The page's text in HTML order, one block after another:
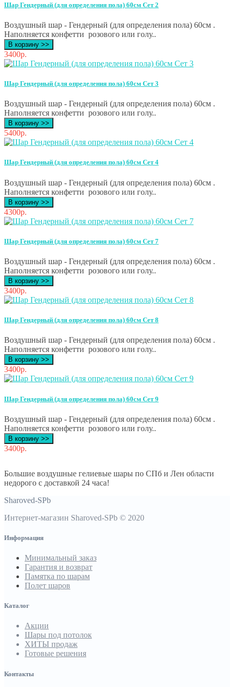
Шар Гендерный (для определения пола) 60см Сет 2
Воздушный шар - Гендерный (для определения пола) 60см .
Наполняется конфетти розового или голу..
В корзину >>
3400р.
Шар Гендерный (для определения пола) 60см Сет 3
Воздушный шар - Гендерный (для определения пола) 60см .
Наполняется конфетти розового или голу..
В корзину >>
5400р.
Шар Гендерный (для определения пола) 60см Сет 4
Воздушный шар - Гендерный (для определения пола) 60см .
Наполняется конфетти розового или голу..
В корзину >>
4300р.
Шар Гендерный (для определения пола) 60см Сет 7
Воздушный шар - Гендерный (для определения пола) 60см .
Наполняется конфетти розового или голу..
В корзину >>
3400р.
Шар Гендерный (для определения пола) 60см Сет 8
Воздушный шар - Гендерный (для определения пола) 60см .
Наполняется конфетти розового или голу..
В корзину >>
3400р.
Шар Гендерный (для определения пола) 60см Сет 9
Воздушный шар - Гендерный (для определения пола) 60см .
Наполняется конфетти розового или голу..
В корзину >>
3400р.
Большие воздушные гелиевые шары по СПб и Лен области
недорого с доставкой 24 часа!
Sharoved-SPb
Интернет-магазин Sharoved-SPb © 2020
Информация
Минимальный заказ
Гарантия и возврат
Памятка по шарам
Полет шаров
Каталог
Акции
Шары под потолок
ХИТЫ продаж
Готовые решения
Контакты